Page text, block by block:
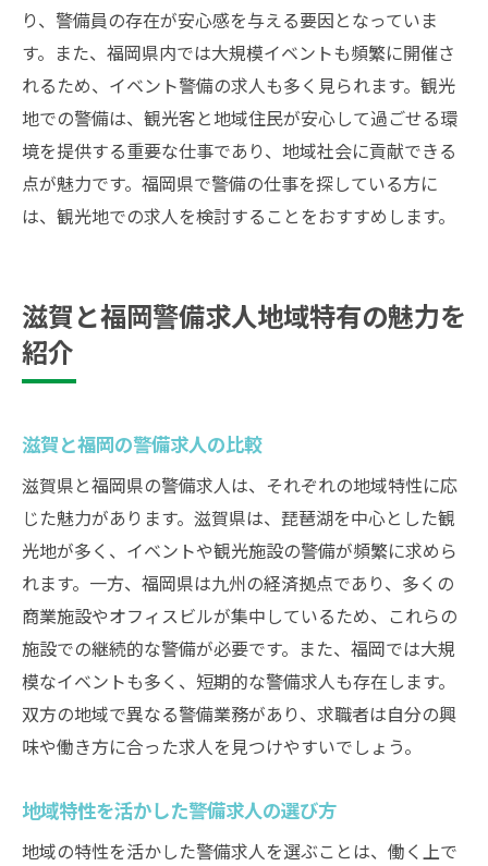
り、警備員の存在が安心感を与える要因となっていま
す。また、福岡県内では大規模イベントも頻繁に開催さ
れるため、イベント警備の求人も多く見られます。観光
地での警備は、観光客と地域住民が安心して過ごせる環
境を提供する重要な仕事であり、地域社会に貢献できる
点が魅力です。福岡県で警備の仕事を探している方に
は、観光地での求人を検討することをおすすめします。
滋賀と福岡警備求人地域特有の魅力を
紹介
滋賀と福岡の警備求人の比較
滋賀県と福岡県の警備求人は、それぞれの地域特性に応
じた魅力があります。滋賀県は、琵琶湖を中心とした観
光地が多く、イベントや観光施設の警備が頻繁に求めら
れます。一方、福岡県は九州の経済拠点であり、多くの
商業施設やオフィスビルが集中しているため、これらの
施設での継続的な警備が必要です。また、福岡では大規
模なイベントも多く、短期的な警備求人も存在します。
双方の地域で異なる警備業務があり、求職者は自分の興
味や働き方に合った求人を見つけやすいでしょう。
地域特性を活かした警備求人の選び方
地域の特性を活かした警備求人を選ぶことは、働く上で